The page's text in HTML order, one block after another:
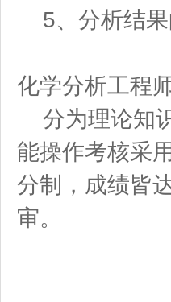
5、分析结果
化学分析工程
分为理论知
能操作考核采
分制，成绩皆
审。